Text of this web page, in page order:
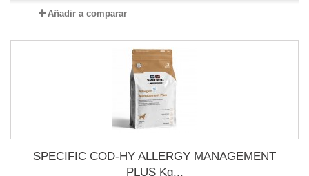
Añadir a comparar
SPECIFIC COD-HY ALLERGY MANAGEMENT
PLUS Kg...